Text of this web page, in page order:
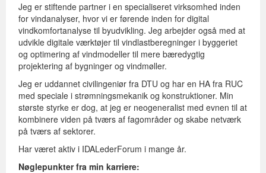
Jeg er stiftende partner i en specialiseret virksomhed inden
for vindanalyser, hvor vi er førende inden for digital
vindkomfortanalyse til byudvikling. Jeg arbejder også med at
udvikle digitale værktøjer til vindlastberegninger i byggeriet
og optimering af vindmodeller til mere bæredygtig
projektering af bygninger og vindmøller.
Jeg er uddannet civilingeniør fra DTU og har en HA fra RUC
med speciale i strømningsmekanik og konstruktioner. Min
største styrke er dog, at jeg er neogeneralist med evnen til at
kombinere viden på tværs af fagområder og skabe netværk
på tværs af sektorer.
Har været aktiv i IDALederForum i mange år.
Nøglepunkter fra min karriere: